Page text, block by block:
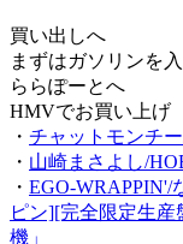
買い出しへ
まずはガソリンを
ららぽーとへ
HMVでお買い上げ
・ チャットモンチ
・ 山崎まさよし/
・ EGO-WRAPPIN'/
ピン][完全限定生産
機」